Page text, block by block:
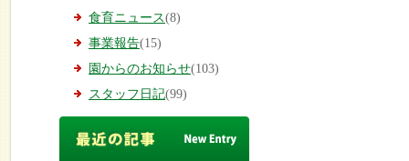
食育ニュース(8)
事業報告(15)
園からのお知らせ(103)
スタッフ日記(99)